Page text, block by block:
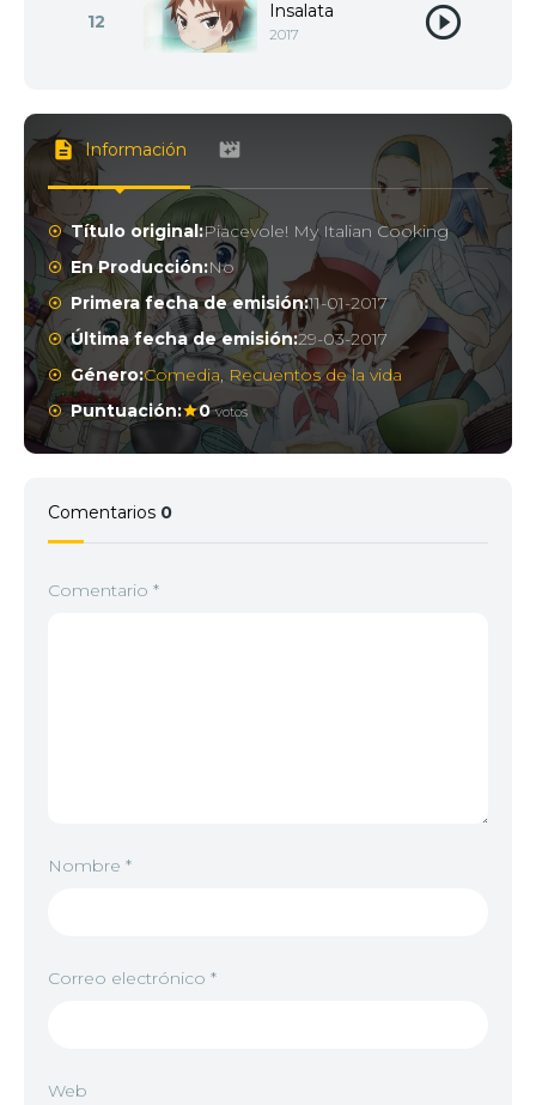
12 Insalata
2017
Información
Título original:Piacevole! My Italian Cooking
En Producción:No
Primera fecha de emisión:11-01-2017
Última fecha de emisión:29-03-2017
Género:Comedia, Recuentos de la vida
Puntuación:
0 votos
Comentarios 0
Comentario *
Nombre *
Correo electrónico *
Web